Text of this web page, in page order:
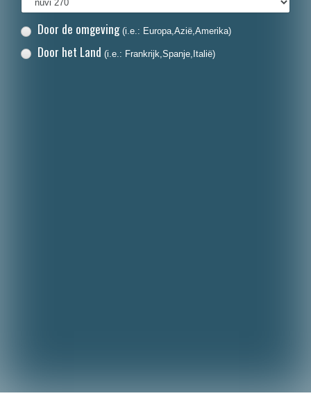
Polski
Dansk
Door de omgeving (i.e.: Europa,Azië,Amerika)
Door het Land (i.e.: Frankrijk,Spanje,Italië)